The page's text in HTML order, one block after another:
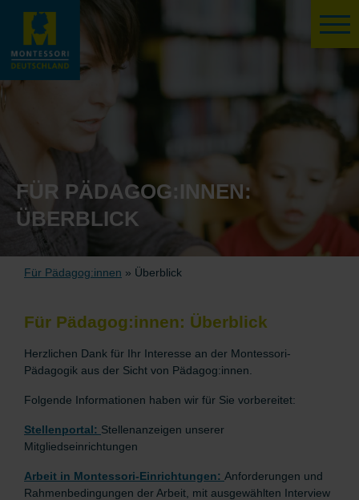
FÜR PÄDAGOG:INNEN:
ÜBERBLICK
Für Pädagog:innen » Überblick
Für Pädagog:innen: Überblick
Herzlichen Dank für Ihr Interesse an der Montessori-
Pädagogik aus der Sicht von Pädagog:innen.
Folgende Informationen haben wir für Sie vorbereitet:
Stellenportal: Stellenanzeigen unserer
Mitgliedseinrichtungen
Arbeit in Montessori-Einrichtungen: Anforderungen und
Rahmenbedingungen der Arbeit, mit ausgewählten Interview